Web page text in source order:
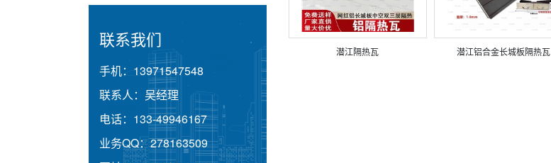
联系我们
手机： 13971547548
联系人： 吴经理
电话： 133-49946167
业务QQ：278163509
潜江隔热瓦 潜江铝合金长城板隔热瓦